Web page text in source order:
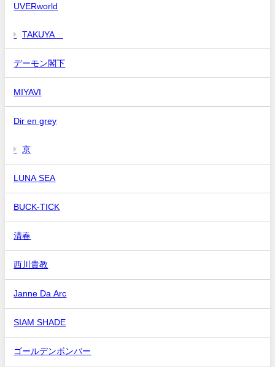
UVERworld
TAKUYA∞
デーモン閣下
MIYAVI
Dir en grey
京
LUNA SEA
BUCK-TICK
清春
西川貴教
Janne Da Arc
SIAM SHADE
ゴールデンボンバー